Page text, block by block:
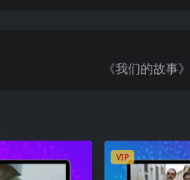
《我们的故事
VIP